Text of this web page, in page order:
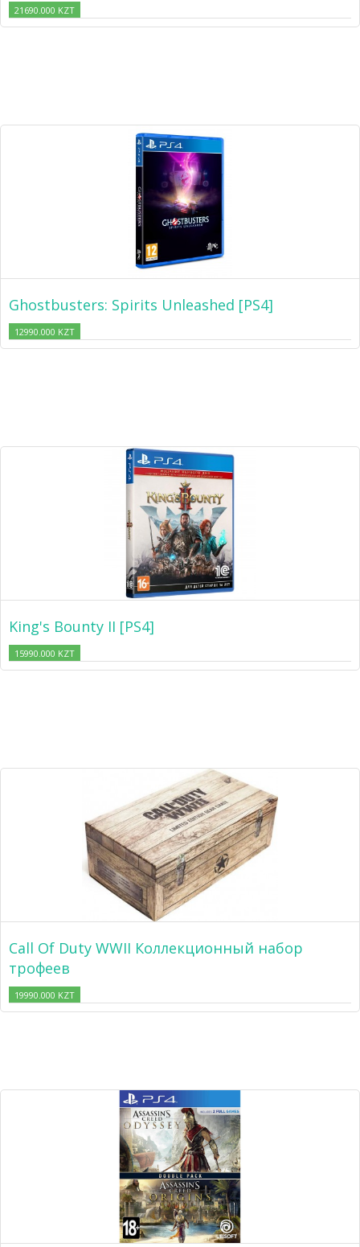
21690.000 KZT
Ghostbusters: Spirits Unleashed [PS4]
12990.000 KZT
King's Bounty II [PS4]
15990.000 KZT
Call Of Duty WWII Коллекционный набор
трофеев
19990.000 KZT